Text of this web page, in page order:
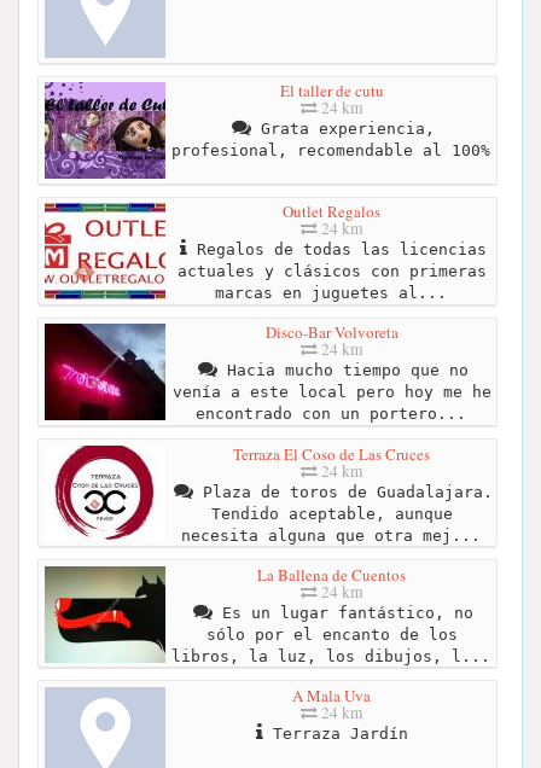
El taller de cutu
24 km
Grata experiencia,
profesional, recomendable al 100%
Outlet Regalos
24 km
Regalos de todas las licencias
actuales y clásicos con primeras
marcas en juguetes al...
Disco-Bar Volvoreta
24 km
Hacia mucho tiempo que no
venía a este local pero hoy me he
encontrado con un portero...
Terraza El Coso de Las Cruces
24 km
Plaza de toros de Guadalajara.
Tendido aceptable, aunque
necesita alguna que otra mej...
La Ballena de Cuentos
24 km
Es un lugar fantástico, no
sólo por el encanto de los
libros, la luz, los dibujos, l...
A Mala Uva
24 km
Terraza Jardín